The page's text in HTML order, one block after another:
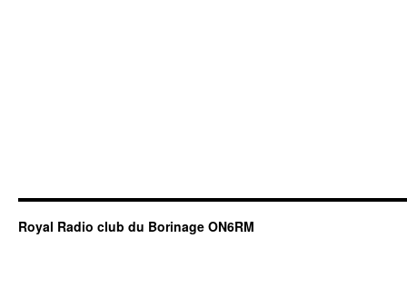
Royal Radio club du Borinage ON6RM